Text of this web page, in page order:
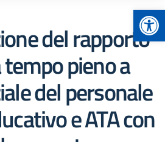
del rapporto
pieno a
del personale
e ATA con